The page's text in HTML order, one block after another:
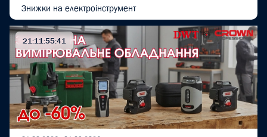
Знижки на електроінструмент
21:11:55:40